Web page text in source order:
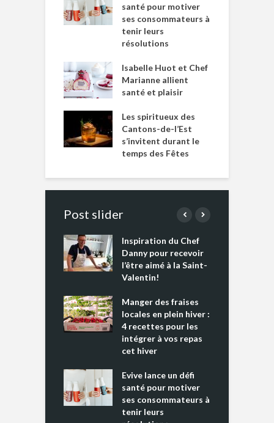
santé pour motiver
ses consommateurs à
tenir leurs
résolutions
Isabelle Huot et Chef
Marianne allient
santé et plaisir
Les spiritueux des
Cantons-de-l’Est
s’invitent durant le
temps des Fêtes
Post slider
Inspiration du Chef
Danny pour recevoir
l’être aimé à la Saint-
Valentin!
Manger des fraises
locales en plein hiver :
4 recettes pour les
intégrer à vos repas
cet hiver
Evive lance un défi
santé pour motiver
ses consommateurs à
tenir leurs